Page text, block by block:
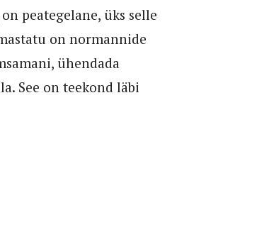
peategelane, üks selle
on normannide
ühendada
See on teekond läbi